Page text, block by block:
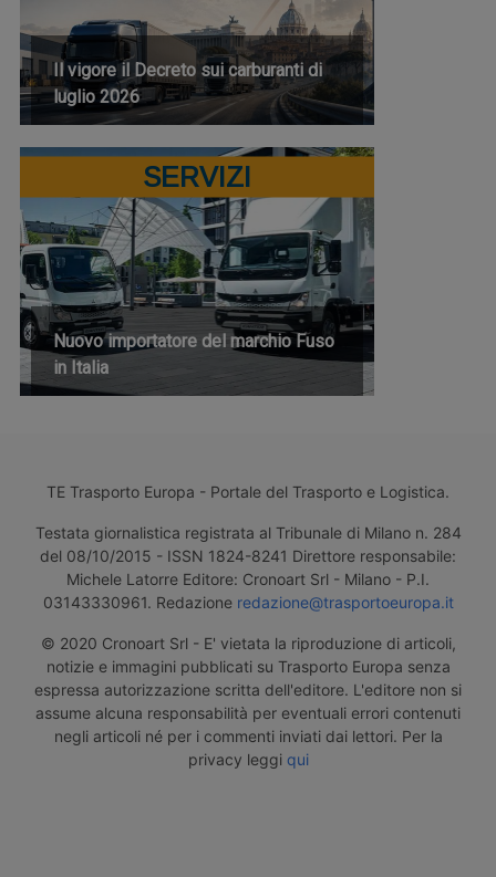
Il vigore il Decreto sui carburanti di
luglio 2026
SERVIZI
Nuovo importatore del marchio Fuso
in Italia
TE Trasporto Europa - Portale del Trasporto e Logistica.
Testata giornalistica registrata al Tribunale di Milano n. 284
del 08/10/2015 - ISSN 1824-8241 Direttore responsabile:
Michele Latorre Editore: Cronoart Srl - Milano - P.I.
03143330961. Redazione redazione@trasportoeuropa.it
© 2020 Cronoart Srl - E' vietata la riproduzione di articoli,
notizie e immagini pubblicati su Trasporto Europa senza
espressa autorizzazione scritta dell'editore. L'editore non si
assume alcuna responsabilità per eventuali errori contenuti
negli articoli né per i commenti inviati dai lettori. Per la
privacy leggi qui